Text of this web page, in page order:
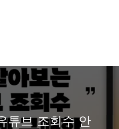
튜브 조회수 안